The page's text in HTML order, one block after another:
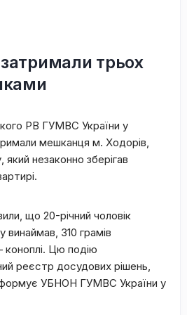
трьох
РВ ГУМВС України у
мешканця м. Ходорів,
незаконно зберігав
що 20-річний чоловік
винаймав, 310 грамів
коноплі. Цю подію
реєстр досудових рішень,
УБНОН ГУМВС України у